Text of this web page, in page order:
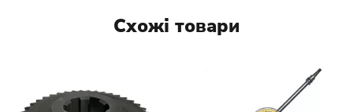
Схожі товари